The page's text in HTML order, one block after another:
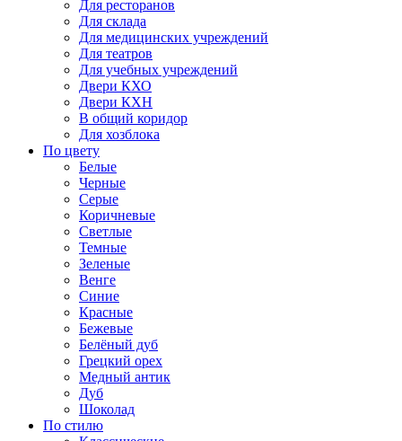
Для ресторанов
Для склада
Для медицинских учреждений
Для театров
Для учебных учреждений
Двери КХО
Двери КХН
В общий коридор
Для хозблока
По цвету
Белые
Черные
Серые
Коричневые
Светлые
Темные
Зеленые
Венге
Синие
Красные
Бежевые
Белёный дуб
Грецкий орех
Медный антик
Дуб
Шоколад
По стилю